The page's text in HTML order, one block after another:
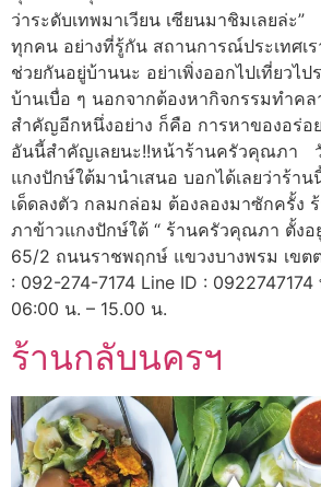
ว่าระดับเทพมาเวียน เซียนมาชิมเลยล่ะ
ทุกคน อย่างที่รู้กัน สถานการณ์ประเทศเ
ช่วยกันอยู่บ้านนะ อย่าเพิ่งออกไปเที่ยวไ
บ้านเบื่อ ๆ นอกจากต้องหากิจกรรมทำคล
สำคัญอีกหนึ่งอย่าง ก็คือ การหาของอร่อ
อันนี้สำคัญเลยนะ!!หน้าร้านครัวคุณภา
แกงปักษ์ใต้มานำเสนอ บอกได้เลยว่าร้า
เด็ดลงตัว กลมกล่อม ต้องลองมาซักครั้ง
ภาข้าวแกงปักษ์ใต้ “ ร้านครัวคุณภา ตั้งอ
65/2 ถนนราชพฤกษ์ แขวงบางพรม เขต
: 092-274-7174 Line ID :
06:00 น. – 15.00 น.
ร้านกลับนครฯ